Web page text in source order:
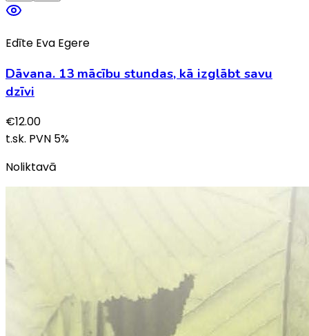
Edīte Eva Egere
Dāvana. 13 mācību stundas, kā izglābt savu
dzīvi
€12.00
t.sk. PVN 5%
Noliktavā